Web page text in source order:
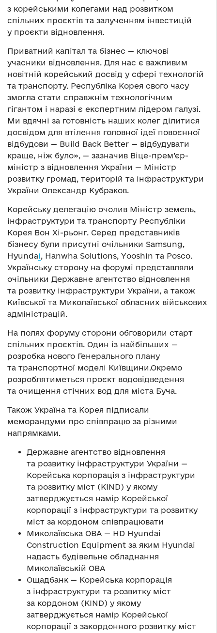
з корейськими колегами над розвитком
спільних проєктів та залученням інвестицій
у проєкти відновлення.
Приватний капітал та бізнес — ключові
учасники відновлення. Для нас є важливим
новітній корейський досвід у сфері технологій
та транспорту. Республіка Корея свого часу
змогла стати справжнім технологічним
гігантом і наразі є експертним лідером галузі.
Ми вдячні за готовність наших колег ділитися
досвідом для втілення головної ідеї повоєнної
відбудови — Build Back Better — відбудувати
краще, ніж було», — зазначив Віце-прем’єр-
міністр з відновлення України — Міністр
розвитку громад, територій та інфраструктури
України Олександр Кубраков.
Корейську делегацію очолив Міністр земель,
інфраструктури та транспорту Республіки
Корея Вон Хі-рьонг. Серед представників
бізнесу були присутні очільники Samsung,
Hyundai, Hanwha Solutions, Yooshin та Posco.
Українську сторону на форумі представляли
очільники Державне агентство відновлення
та розвитку інфраструктури України, а також
Київської та Миколаївської обласних військових
адміністрацій.
На полях форуму сторони обговорили старт
спільних проєктів. Один із найбільших —
розробка нового Генерального плану
та транспортної моделі Київщини.Окремо
розроблятиметься проєкт водовідведення
та очищення стічних вод для міста Буча.
Також Україна та Корея підписали
меморандуми про співпрацю за різними
напрямками.
Державне агентство відновлення
та розвитку інфраструктури України —
Корейська корпорація з інфраструктури
та розвитку міст (KIND) у якому
затверджується намір Корейської
корпорації з інфраструктури та розвитку
міст за кордоном співпрацювати
Миколаївська ОВА — HD Hyundai
Construction Equipment за яким Hyundai
надасть будівельне обладнання
Миколаївській ОВА
Ощадбанк — Корейська корпорація
з інфраструктури та розвитку міст
за кордоном (KIND) у якому
затверджується намір Корейської
корпорації з закордонного розвитку міст